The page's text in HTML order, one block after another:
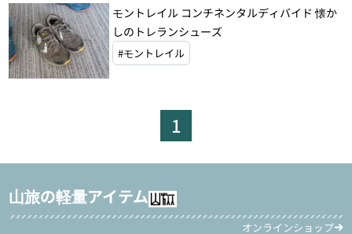
モントレイル コンチネンタルディバイド 懐か
しのトレランシューズ
#モントレイル
1
山旅の軽量アイテム
オンラインショップ